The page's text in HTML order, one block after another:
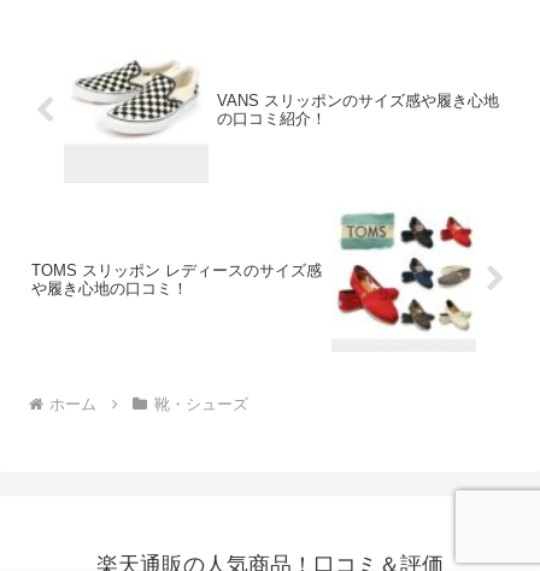
VANS スリッポンのサイズ感や履き心地
の口コミ紹介！
TOMS スリッポン レディースのサイズ感
や履き心地の口コミ！
ホーム 靴・シューズ
楽天通販の人気商品！口コミ＆評価